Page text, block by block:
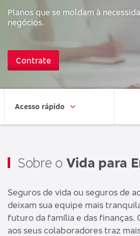
Planos que se moldam à
negócios.
Contrate
Acesso rápido
Sobre o Vida para
Seguros de vida ou seguros de
deixam sua equipe mais
futuro da família e das finanças.
aos seus colaboradores traz